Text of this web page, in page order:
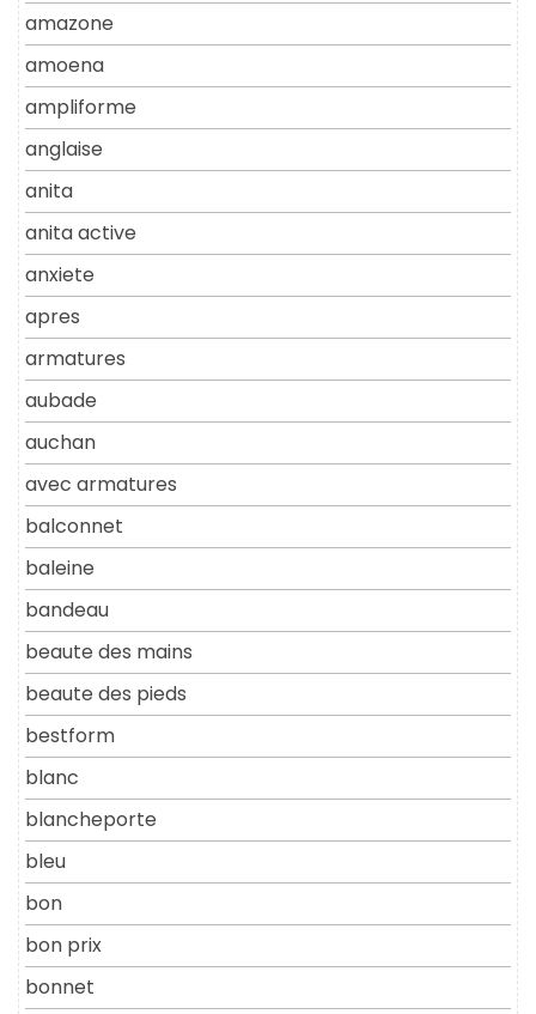
amazone
amoena
ampliforme
anglaise
anita
anita active
anxiete
apres
armatures
aubade
auchan
avec armatures
balconnet
baleine
bandeau
beaute des mains
beaute des pieds
bestform
blanc
blancheporte
bleu
bon
bon prix
bonnet